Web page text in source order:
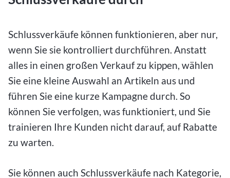
Schlussverkäufe können funktionieren, aber nur,
wenn Sie sie kontrolliert durchführen. Anstatt
alles in einen großen Verkauf zu kippen, wählen
Sie eine kleine Auswahl an Artikeln aus und
führen Sie eine kurze Kampagne durch. So
können Sie verfolgen, was funktioniert, und Sie
trainieren Ihre Kunden nicht darauf, auf Rabatte
zu warten.
Sie können auch Schlussverkäufe nach Kategorie,